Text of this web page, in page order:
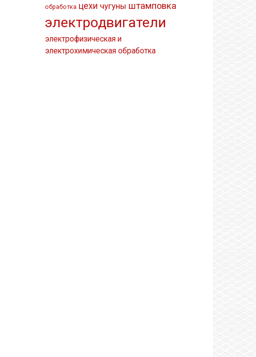
обработка цехи чугуны штамповка
электродвигатели
электрофизическая и
электрохимическая обработка